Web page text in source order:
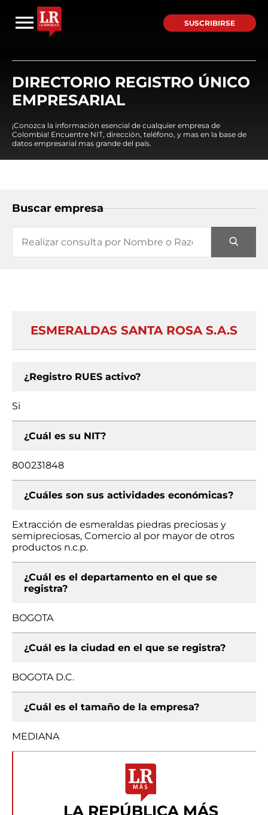
SUSCRIBIRSE
DIRECTORIO REGISTRO ÚNICO
EMPRESARIAL
¡Conozca la información esencial de cualquier empresa de
Colombia! Encuentre NIT, dirección, teléfono, y mas en la base de
datos empresarial mas grande del país.
Buscar empresa
ESMERALDAS SANTA ROSA S.A.S
¿Registro RUES activo?
Si
¿Cuál es su NIT?
800231848
¿Cuáles son sus actividades económicas?
Extracción de esmeraldas piedras preciosas y
semipreciosas, Comercio al por mayor de otros
productos n.c.p.
¿Cuál es el departamento en el que se
registra?
BOGOTA
¿Cuál es la ciudad en el que se registra?
BOGOTA D.C.
¿Cuál es el tamaño de la empresa?
MEDIANA
LA REPÚBLICA MÁS